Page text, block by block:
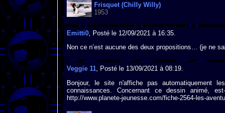
Frisquet (Chilly Willy)
1953
Emitti0, Posté le 12/09/2021 à 16:35.
Non ce n’est aucune des deux propositions… (je ne
Veggie 11, Posté le 13/09/2021 à 08:19.
Bonjour, le site n'affiche pas automatiquement
connaissances. Concernant ce dessin animé,
http://www.planete-jeunesse.com/fiche-2564-les-